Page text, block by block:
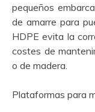
pequeños
de amarre para
HDPE evita la
costes de
o de madera.
Plataformas para